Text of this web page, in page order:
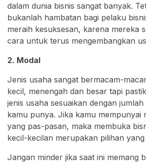
dalam dunia bisnis sangat banyak.
bukanlah hambatan bagi pelaku
meraih kesuksesan, karena mereka
cara untuk terus mengembangkan
2. Modal
Jenis usaha sangat bermacam-
kecil, menengah dan besar tapi
jenis usaha sesuaikan dengan
kamu punya. Jika kamu mempunyai
yang pas-pasan, maka membuka
kecil-kecilan merupakan pilihan yang
Jangan minder jika saat ini memang